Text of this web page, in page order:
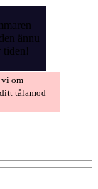
ännu
tiden!
vi om
tålamod